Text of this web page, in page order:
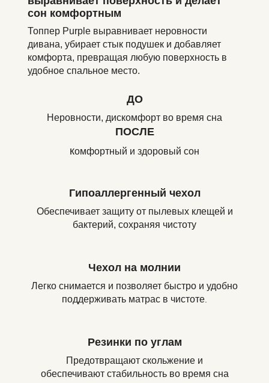
сон комфортным
Топпер Purple выравнивает неровности
дивана, убирает стык подушек и добавляет
комфорта, превращая любую поверхность в
удобное спальное место.
ДО
Неровности, дискомфорт во время сна
ПОСЛЕ
комфортный и здоровый сон
Гипоаллергенный чехол
Обеспечивает защиту от пылевых клещей и
бактерий, сохраняя чистоту
Чехол на молнии
Легко снимается и позволяет быстро и удобно
поддерживать матрас в чистоте
Резинки по углам
Предотвращают скольжение и
обеспечивают стабильность во время сна